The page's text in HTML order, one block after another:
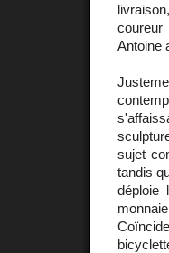
Antoine
sujet
tandis
déploie